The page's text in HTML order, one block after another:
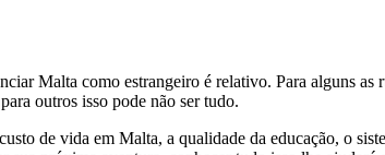
Malta como estrangeiro é relativo. Para alguns
outros isso pode não ser tudo.
de vida em Malta, a qualidade da educação, o